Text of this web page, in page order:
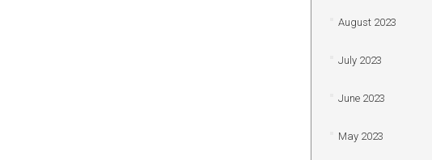
August 2023
July 2023
June 2023
May 2023